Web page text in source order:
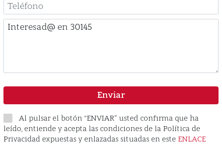
Teléfono
Comentario
Enviar
Al pulsar el botón “ENVIAR” usted confirma que ha
leído, entiende y acepta las condiciones de la Política de
Privacidad expuestas y enlazadas situadas en este ENLACE